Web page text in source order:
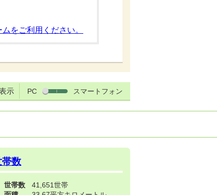
をご利用ください。
示 PC スマートフォン
帯数
世帯数
41,651世帯